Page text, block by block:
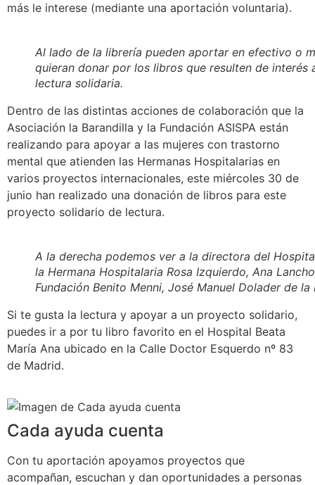
más le interese (mediante una aportación voluntaria).
Al lado de la librería pueden aportar en efectivo o
quieran donar por los libros que resulten de
lectura solidaria.
Dentro de las distintas acciones de colaboración que la
Asociación la Barandilla y la Fundación ASISPA están
realizando para apoyar a las mujeres con trastorno
mental que atienden las Hermanas Hospitalarias en
varios proyectos internacionales, este miércoles 30 de
junio han realizado una donación de libros para este
proyecto solidario de lectura.
A la derecha podemos ver a la directora del
la Hermana Hospitalaria Rosa Izquierdo, Ana
Fundación Benito Menni, José Manuel Dolader de
Si te gusta la lectura y apoyar a un proyecto solidario,
puedes ir a por tu libro favorito en el Hospital Beata
María Ana ubicado en la Calle Doctor Esquerdo nº 83
de Madrid.
Cada ayuda cuenta
Con tu aportación apoyamos proyectos que
acompañan, escuchan y dan oportunidades a personas